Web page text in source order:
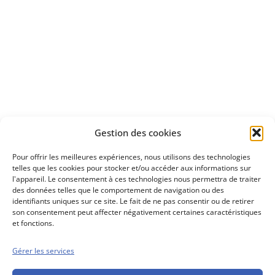
Gestion des cookies
Pour offrir les meilleures expériences, nous utilisons des technologies
telles que les cookies pour stocker et/ou accéder aux informations sur
l'appareil. Le consentement à ces technologies nous permettra de traiter
des données telles que le comportement de navigation ou des
identifiants uniques sur ce site. Le fait de ne pas consentir ou de retirer
son consentement peut affecter négativement certaines caractéristiques
et fonctions.
Gérer les services
Découvrez
Conseils boursiers depuis 1952
Propos Utiles est